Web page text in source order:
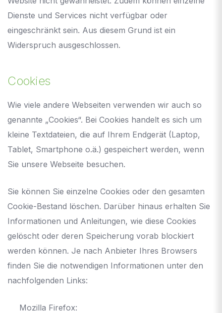
Dienste und Services nicht verfügbar oder
eingeschränkt sein. Aus diesem Grund ist ein
Widerspruch ausgeschlossen.
Cookies
Wie viele andere Webseiten verwenden wir auch so
genannte „Cookies“. Bei Cookies handelt es sich um
kleine Textdateien, die auf Ihrem Endgerät (Laptop,
Tablet, Smartphone o.ä.) gespeichert werden, wenn
Sie unsere Webseite besuchen.
Sie können Sie einzelne Cookies oder den gesamten
Cookie-Bestand löschen. Darüber hinaus erhalten Sie
Informationen und Anleitungen, wie diese Cookies
gelöscht oder deren Speicherung vorab blockiert
werden können. Je nach Anbieter Ihres Browsers
finden Sie die notwendigen Informationen unter den
nachfolgenden Links:
Mozilla Firefox: